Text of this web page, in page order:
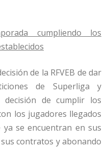
cumpliendo los
de la RFVEB de dar
de Superliga y
de cumplir los
los jugadores llegados
ya se encuentran en sus
contratos y abonando